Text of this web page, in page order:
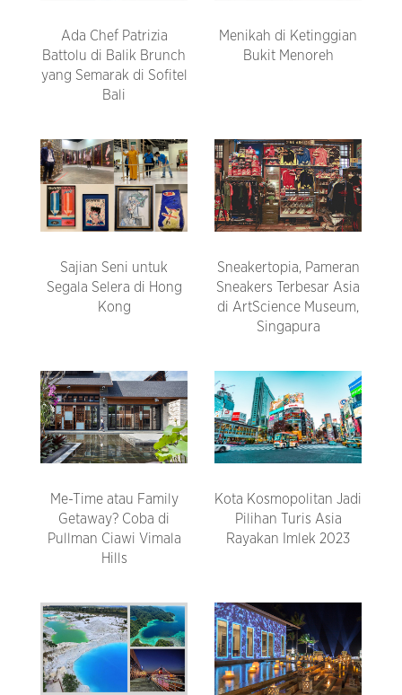
Ada Chef Patrizia
Battolu di Balik Brunch
yang Semarak di Sofitel
Bali
Menikah di Ketinggian
Bukit Menoreh
Sajian Seni untuk
Segala Selera di Hong
Kong
Sneakertopia, Pameran
Sneakers Terbesar Asia
di ArtScience Museum,
Singapura
Me-Time atau Family
Getaway? Coba di
Pullman Ciawi Vimala
Hills
Kota Kosmopolitan Jadi
Pilihan Turis Asia
Rayakan Imlek 2023